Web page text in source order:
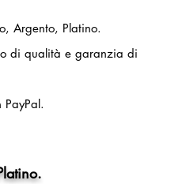
Argento, Platino.
di qualità e garanzia di